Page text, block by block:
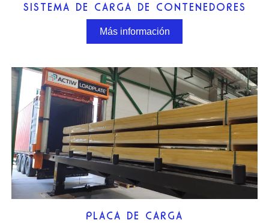
SISTEMA DE CARGA DE CONTENEDORES
Más información
PLACA DE CARGA